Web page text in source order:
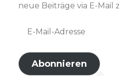
neue Beiträge via E-Mail
Adresse
Abonnieren